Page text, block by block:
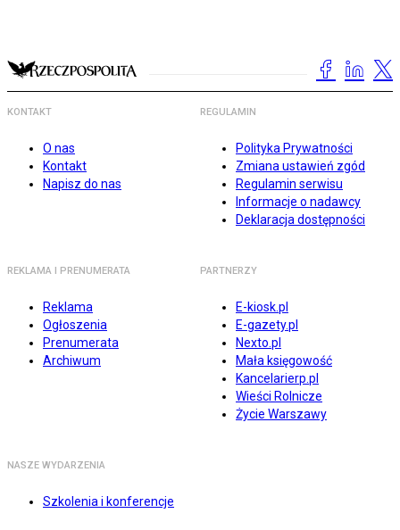
KONTAKT
O nas
Kontakt
Napisz do nas
REGULAMIN
Polityka Prywatności
Zmiana ustawień zgód
Regulamin serwisu
Informacje o nadawcy
Deklaracja dostępności
REKLAMA I PRENUMERATA
Reklama
Ogłoszenia
Prenumerata
Archiwum
PARTNERZY
E-kiosk.pl
E-gazety.pl
Nexto.pl
Mała księgowość
Kancelarierp.pl
Wieści Rolnicze
Życie Warszawy
NASZE WYDARZENIA
Szkolenia i konferencje